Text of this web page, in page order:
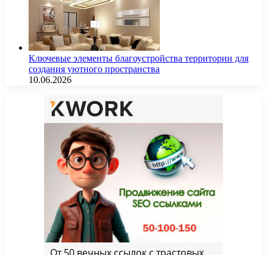
Ключевые элементы благоустройства территории для
создания уютного пространства
10.06.2026